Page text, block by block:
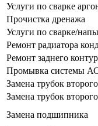
Услуги по сварке
Прочистка дренажа
Услуги по сварке/
Ремонт радиатора
Ремонт заднего
Промывка системы
Замена трубок
Замена трубок
Замена подшипника